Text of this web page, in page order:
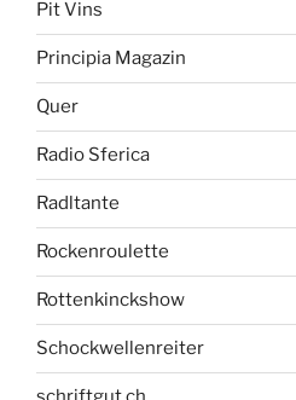
Pit Vins
Principia Magazin
Quer
Radio Sferica
Radltante
Rockenroulette
Rottenkinckshow
Schockwellenreiter